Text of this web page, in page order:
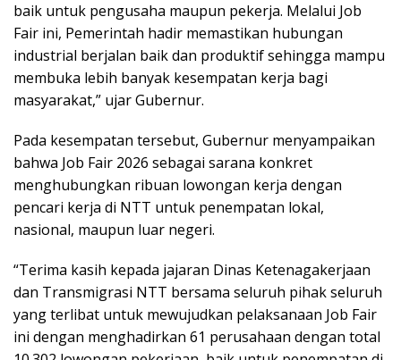
baik untuk pengusaha maupun pekerja. Melalui Job
Fair ini, Pemerintah hadir memastikan hubungan
industrial berjalan baik dan produktif sehingga mampu
membuka lebih banyak kesempatan kerja bagi
masyarakat,” ujar Gubernur.
Pada kesempatan tersebut, Gubernur menyampaikan
bahwa Job Fair 2026 sebagai sarana konkret
menghubungkan ribuan lowongan kerja dengan
pencari kerja di NTT untuk penempatan lokal,
nasional, maupun luar negeri.
“Terima kasih kepada jajaran Dinas Ketenagakerjaan
dan Transmigrasi NTT bersama seluruh pihak seluruh
yang terlibat untuk mewujudkan pelaksanaan Job Fair
ini dengan menghadirkan 61 perusahaan dengan total